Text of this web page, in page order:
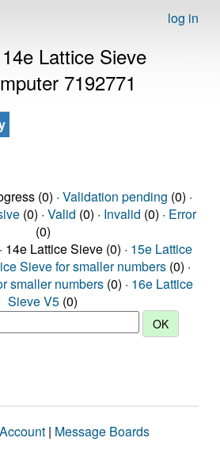
log in
Lattice Sieve
7192771
(0) · Validation pending (0) ·
(0) · Valid (0) · Invalid (0) · Error
(0)
14e Lattice Sieve (0) · 15e Lattice
Sieve for smaller numbers (0) ·
smaller numbers (0) · 16e Lattice
Sieve V5 (0)
| Message Boards